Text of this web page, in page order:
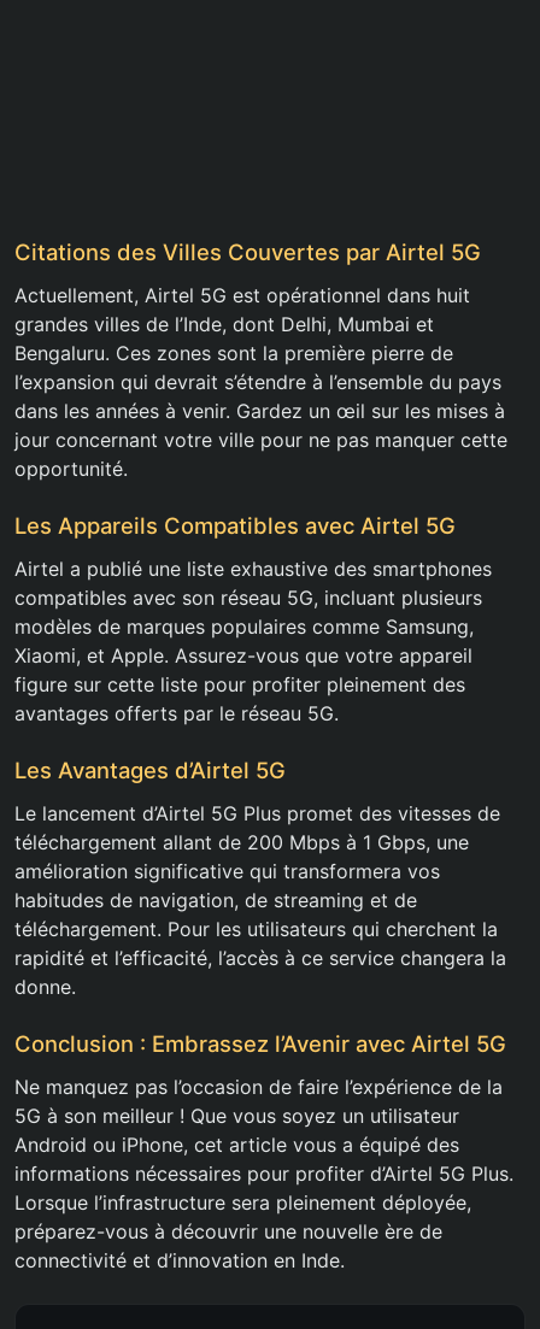
Citations des Villes Couvertes par Airtel 5G
Actuellement, Airtel 5G est opérationnel dans huit
grandes villes de l’Inde, dont Delhi, Mumbai et
Bengaluru. Ces zones sont la première pierre de
l’expansion qui devrait s’étendre à l’ensemble du pays
dans les années à venir. Gardez un œil sur les mises à
jour concernant votre ville pour ne pas manquer cette
opportunité.
Les Appareils Compatibles avec Airtel 5G
Airtel a publié une liste exhaustive des smartphones
compatibles avec son réseau 5G, incluant plusieurs
modèles de marques populaires comme Samsung,
Xiaomi, et Apple. Assurez-vous que votre appareil
figure sur cette liste pour profiter pleinement des
avantages offerts par le réseau 5G.
Les Avantages d’Airtel 5G
Le lancement d’Airtel 5G Plus promet des vitesses de
téléchargement allant de 200 Mbps à 1 Gbps, une
amélioration significative qui transformera vos
habitudes de navigation, de streaming et de
téléchargement. Pour les utilisateurs qui cherchent la
rapidité et l’efficacité, l’accès à ce service changera la
donne.
Conclusion : Embrassez l’Avenir avec Airtel 5G
Ne manquez pas l’occasion de faire l’expérience de la
5G à son meilleur ! Que vous soyez un utilisateur
Android ou iPhone, cet article vous a équipé des
informations nécessaires pour profiter d’Airtel 5G Plus.
Lorsque l’infrastructure sera pleinement déployée,
préparez-vous à découvrir une nouvelle ère de
connectivité et d’innovation en Inde.